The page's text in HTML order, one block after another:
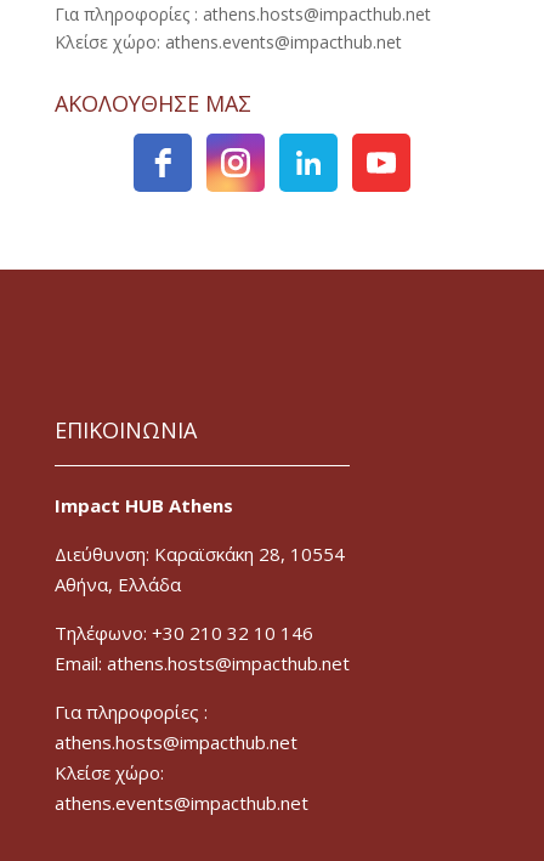
Για πληροφορίες : athens.hosts@impacthub.net
Κλείσε χώρο: athens.events@impacthub.net
ΑΚΟΛΟΥΘΗΣΕ ΜΑΣ
ΕΠΙΚΟΙΝΩΝΙΑ
Impact HUB Athens
Διεύθυνση: Καραϊσκάκη 28, 10554
Αθήνα, Ελλάδα
Τηλέφωνο: +30 210 32 10 146
Email: athens.hosts@impacthub.net
Για πληροφορίες :
athens.hosts@impacthub.net
Κλείσε χώρο:
athens.events@impacthub.net